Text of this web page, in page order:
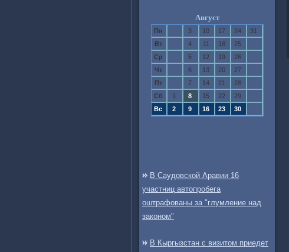
Август
Пн 3 10 17 24
31
Вт
4 11 18
25
Ср
5 12 19
26
Чт
6 13 20
27
Пт
7 14 21
28
Сб
1 8 15 22
29
Вс
2 9 16 23 30
В Саудовской Аравии 16
участниц автопробега
оштрафованы за "глумление над
законом"
В Кыргызстан с визитом приедет